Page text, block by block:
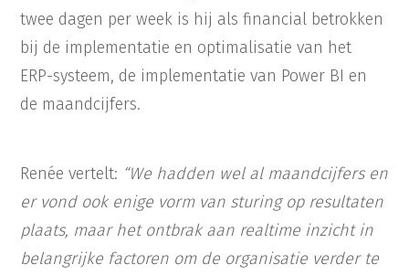
twee dagen per week is hij als financial betrokken
bij de implementatie en optimalisatie van het
ERP-systeem, de implementatie van Power BI en
de maandcijfers.
Renée vertelt: “We hadden wel al maandcijfers en
er vond ook enige vorm van sturing op resultaten
plaats, maar het ontbrak aan realtime inzicht in
belangrijke factoren om de organisatie verder te